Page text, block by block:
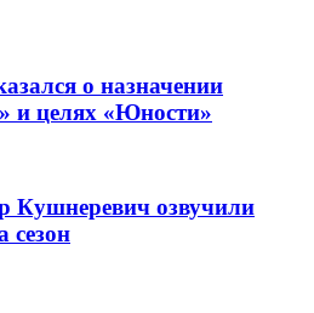
о назначении
и целях «Юности»
Кушнеревич озвучили
сезон